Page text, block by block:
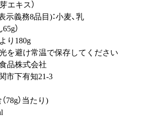
エキス）
義務8品目)：小麦、乳
）
り180g
を避け常温で保存してください
品株式会社
有知21-3
78g）当たり)